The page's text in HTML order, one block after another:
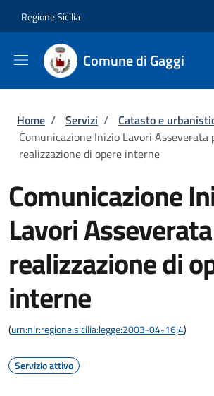
Regione Sicilia
Comune di Gaggi
Briciole di pane
Home / Servizi / Catasto e
Comunicazione Inizio Lavori Asseverata
realizzazione di opere interne
Comunicazione
Lavori
realizzazione di
interne
(urn:nir:regione.sicilia:legge:2003-04-16;4)
Servizio attivo